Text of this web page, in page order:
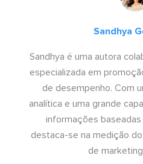
Sandhya
Sandhya é uma autora
especializada em
de desempenho. Com
analítica e uma grande
informações baseadas
destaca-se na medição
de